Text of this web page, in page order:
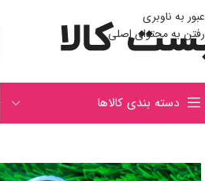
عبور به ناوبری
رفتن به محتوای اصلی
دسته بندی کالاها